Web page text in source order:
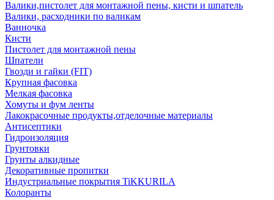
Валики,пистолет для монтажной пены, кисти и шпатель
Валики, расходники по валикам
Ванночка
Кисти
Пистолет для монтажной пены
Шпатели
Гвозди и гайки (FIT)
Крупная фасовка
Мелкая фасовка
Хомуты и фум ленты
Лакокрасочные продукты,отделочные материалы
Антисептики
Гидроизоляция
Грунтовки
Грунты алкидные
Декоративные пропитки
Индустриальные покрытия TiKKURILA
Колоранты